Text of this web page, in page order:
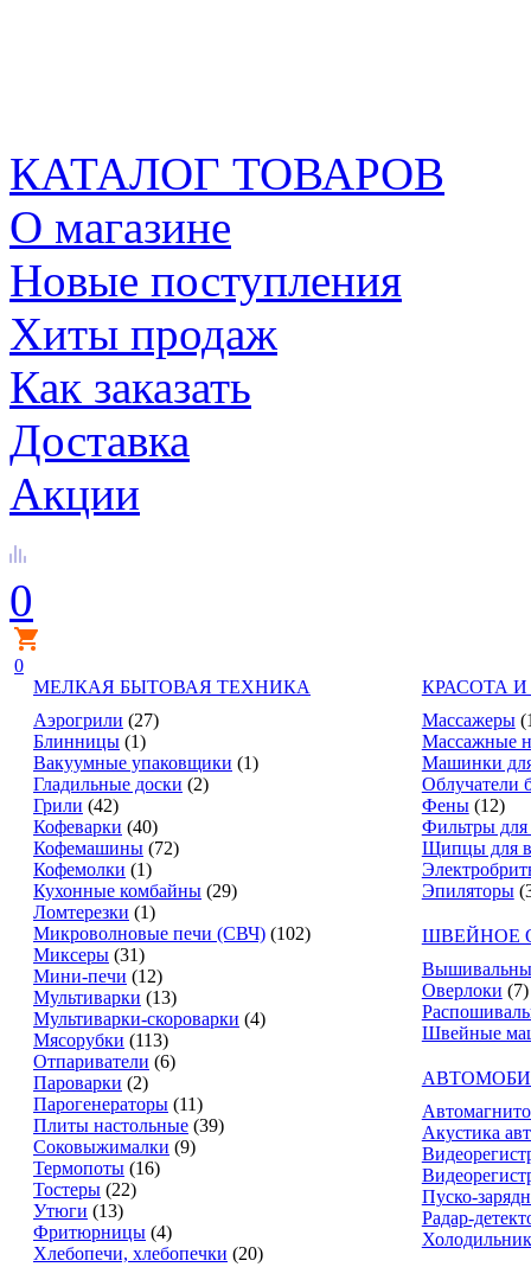
КАТАЛОГ ТОВАРОВ
О магазине
Новые поступления
Хиты продаж
Как заказать
Доставка
Акции
0
0
МЕЛКАЯ БЫТОВАЯ ТЕХНИКА
Аэрогрили (27)
Блинницы (1)
Вакуумные упаковщики (1)
Гладильные доски (2)
Грили (42)
Кофеварки (40)
Кофемашины (72)
Кофемолки (1)
Кухонные комбайны (29)
Ломтерезки (1)
Микроволновые печи (СВЧ) (102)
Миксеры (31)
Мини-печи (12)
Мультиварки (13)
Мультиварки-скороварки (4)
Мясорубки (113)
Отпариватели (6)
Пароварки (2)
Парогенераторы (11)
Плиты настольные (39)
Соковыжималки (9)
Термопоты (16)
Тостеры (22)
Утюги (13)
Фритюрницы (4)
Хлебопечи, хлебопечки (20)
КРАСОТА И
Массажеры
Массажные
Машинки
Облучатели
Фены (12)
Фильтры
Щипцы для
Эпиляторы
ШВЕЙНОЕ
Оверлоки (7)
Швейные
Акустика
Пуско-
Радар-